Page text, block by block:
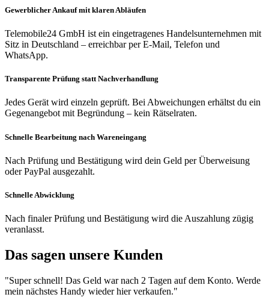
Gewerblicher Ankauf mit klaren Abläufen
Telemobile24 GmbH ist ein eingetragenes Handelsunternehmen mit
Sitz in Deutschland – erreichbar per E-Mail, Telefon und
WhatsApp.
Transparente Prüfung statt Nachverhandlung
Jedes Gerät wird einzeln geprüft. Bei Abweichungen erhältst du ein
Gegenangebot mit Begründung – kein Rätselraten.
Schnelle Bearbeitung nach Wareneingang
Nach Prüfung und Bestätigung wird dein Geld per Überweisung
oder PayPal ausgezahlt.
Schnelle Abwicklung
Nach finaler Prüfung und Bestätigung wird die Auszahlung zügig
veranlasst.
Das sagen unsere Kunden
"Super schnell! Das Geld war nach 2 Tagen auf dem Konto. Werde
mein nächstes Handy wieder hier verkaufen."